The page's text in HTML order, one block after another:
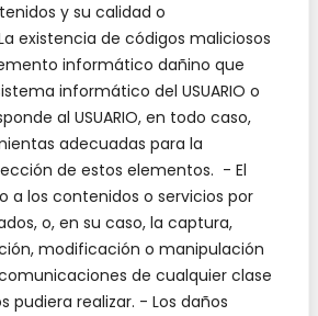
y su calidad o
existencia de códigos maliciosos
informático dañino que
informático del USUARIO o
al USUARIO, en todo caso,
adecuadas para la
de estos elementos. - El
a los contenidos o servicios por
o, en su caso, la captura,
modificación o manipulación
de cualquier clase
pudiera realizar. - Los daños